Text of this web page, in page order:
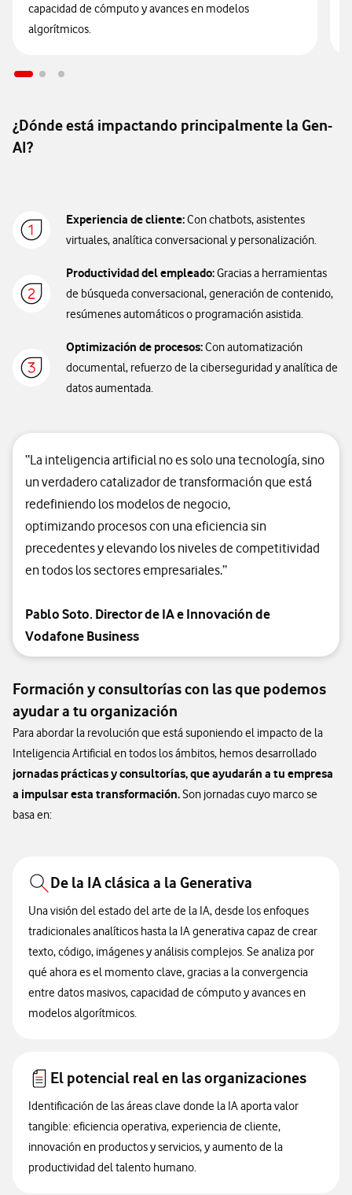
capacidad de cómputo y avances en modelos
algorítmicos.
¿Dónde está impactando principalmente la Gen-
AI?
Experiencia de cliente:Con chatbots, asistentes
virtuales, analítica conversacional y personalización.
Productividad del empleado:Gracias a herramientas
de búsqueda conversacional, generación de contenido,
resúmenes automáticos o programación asistida.
Optimización de procesos:Con automatización
documental, refuerzo de la ciberseguridad y analítica de
datos aumentada.
“La inteligencia artificial no es solo una tecnología, sino
un verdadero catalizador de transformación que está
redefiniendo los modelos de negocio,
optimizando procesos con una eficiencia sin
precedentes y elevando los niveles de competitividad
en todos los sectores empresariales.”
Pablo Soto. Director de IA e Innovación de
Vodafone Business
Formación y consultorías con las que podemos
ayudar a tu organización
Para abordar la revolución que está suponiendo el impacto de la
Inteligencia Artificial en todos los ámbitos, hemos desarrollado
jornadas prácticas y consultorías, que ayudarán a tu empresa
a impulsar esta transformación.Son jornadas cuyo marco se
basa en:
De la IA clásica a la Generativa
Una visión del estado del arte de la IA, desde los enfoques
tradicionales analíticos hasta la IA generativa capaz de crear
texto, código, imágenes y análisis complejos. Se analiza por
qué ahora es el momento clave, gracias a la convergencia
entre datos masivos, capacidad de cómputo y avances en
modelos algorítmicos.
El potencial real en las organizaciones
Identificación de las áreas clave donde la IA aporta valor
tangible: eficiencia operativa, experiencia de cliente,
innovación en productos y servicios, y aumento de la
productividad del talento humano.